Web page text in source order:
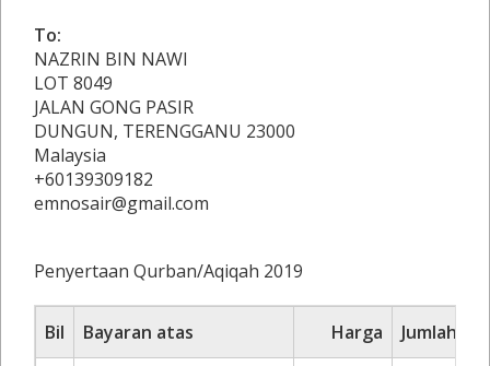
To:
NAZRIN BIN NAWI
LOT 8049
JALAN GONG PASIR
DUNGUN, TERENGGANU 23000
Malaysia
+60139309182
emnosair@gmail.com
Penyertaan Qurban/Aqiqah 2019
Bil Bayaran atas Harga
Jumlah